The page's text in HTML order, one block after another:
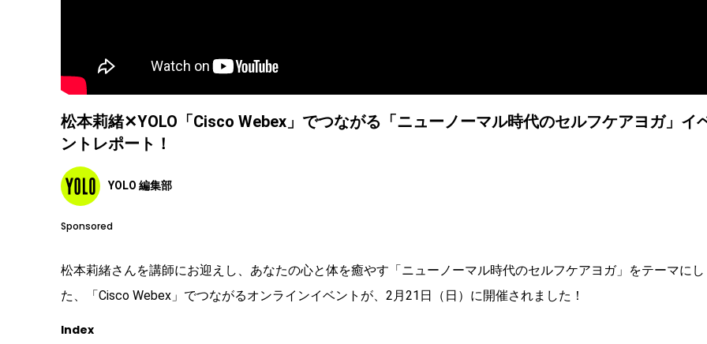
松本莉緒✕YOLO「Cisco Webex」でつながる「ニューノーマル時代のセルフケアヨガ」イ
ントレポート！
YOLO 編集部
Sponsored
松本莉緒さんを講師にお迎えし、あなたの心と体を癒やす「ニューノーマル時代のセルフケアヨガ」をテーマにし
た、「Cisco Webex」でつながるオンラインイベントが、2月21日（日）に開催されました！
Index